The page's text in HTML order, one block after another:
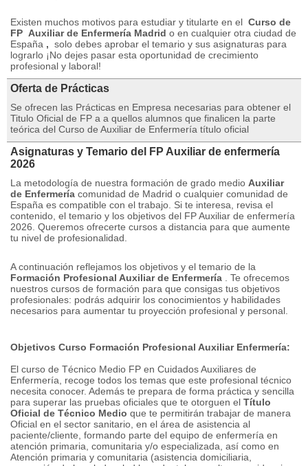
Existen muchos motivos para estudiar y titularte en el Curso de
FP Auxiliar de Enfermería Madrid o en cualquier otra ciudad de
España , solo debes aprobar el temario y sus asignaturas para
lograrlo ¡No dejes pasar esta oportunidad de crecimiento
profesional y laboral!
Oferta de Prácticas
Se ofrecen las Prácticas en Empresa necesarias para obtener el
Titulo Oficial de FP a a quellos alumnos que finalicen la parte
teórica del Curso de Auxiliar de Enfermería título oficial
Asignaturas y Temario del FP Auxiliar de enfermería
2026
La metodología de nuestra formación de grado medio Auxiliar
de Enfermería comunidad de Madrid o cualquier comunidad de
España es compatible con el trabajo. Si te interesa, revisa el
contenido, el temario y los objetivos del FP Auxiliar de enfermería
2026. Queremos ofrecerte cursos a distancia para que aumente
tu nivel de profesionalidad.
A continuación reflejamos los objetivos y el temario de la
Formación Profesional Auxiliar de Enfermería
Te ofrecemos
nuestros cursos de formación para que consigas tus objetivos
profesionales: podrás adquirir los conocimientos y habilidades
necesarios para aumentar tu proyección profesional y personal.
Objetivos Curso Formación Profesional Auxiliar Enfermería:
El curso de Técnico Medio FP en Cuidados Auxiliares de
Enfermería, recoge todos los temas que este profesional técnico
necesita conocer. Además te prepara de forma práctica y sencilla
para superar las pruebas oficiales que te otorguen el Título
Oficial de Técnico Medio que te permitirán trabajar de manera
Oficial en el sector sanitario, en el área de asistencia al
paciente/cliente, formando parte del equipo de enfermería en
atención primaria, comunitaria y/o especializada, así como en
Atención primaria y comunitaria (asistencia domiciliaria,